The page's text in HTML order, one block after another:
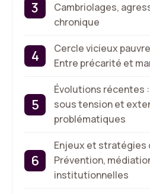
Cambriolages,
chronique
Cercle vicieux
Entre précarité et
Évolutions récentes
sous tension et
problématiques
Enjeux et stratégies
Prévention,
institutionnelles